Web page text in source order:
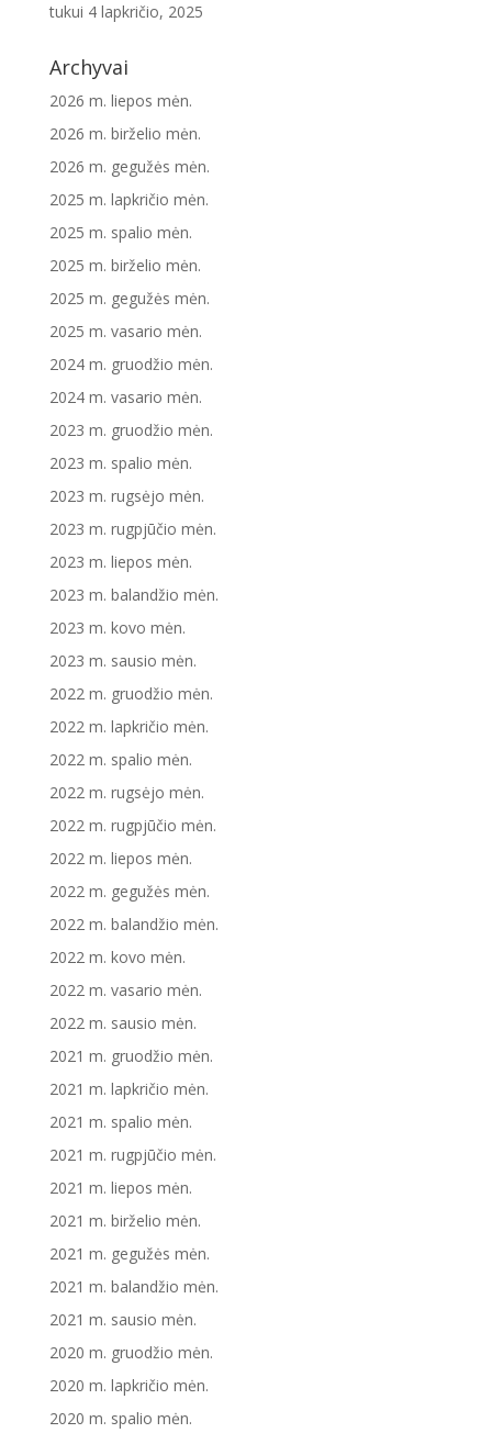
tukui 4 lapkričio, 2025
Archyvai
2026 m. liepos mėn.
2026 m. birželio mėn.
2026 m. gegužės mėn.
2025 m. lapkričio mėn.
2025 m. spalio mėn.
2025 m. birželio mėn.
2025 m. gegužės mėn.
2025 m. vasario mėn.
2024 m. gruodžio mėn.
2024 m. vasario mėn.
2023 m. gruodžio mėn.
2023 m. spalio mėn.
2023 m. rugsėjo mėn.
2023 m. rugpjūčio mėn.
2023 m. liepos mėn.
2023 m. balandžio mėn.
2023 m. kovo mėn.
2023 m. sausio mėn.
2022 m. gruodžio mėn.
2022 m. lapkričio mėn.
2022 m. spalio mėn.
2022 m. rugsėjo mėn.
2022 m. rugpjūčio mėn.
2022 m. liepos mėn.
2022 m. gegužės mėn.
2022 m. balandžio mėn.
2022 m. kovo mėn.
2022 m. vasario mėn.
2022 m. sausio mėn.
2021 m. gruodžio mėn.
2021 m. lapkričio mėn.
2021 m. spalio mėn.
2021 m. rugpjūčio mėn.
2021 m. liepos mėn.
2021 m. birželio mėn.
2021 m. gegužės mėn.
2021 m. balandžio mėn.
2021 m. sausio mėn.
2020 m. gruodžio mėn.
2020 m. lapkričio mėn.
2020 m. spalio mėn.